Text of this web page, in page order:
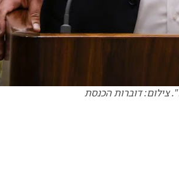
צילום: דוברות הכנסת